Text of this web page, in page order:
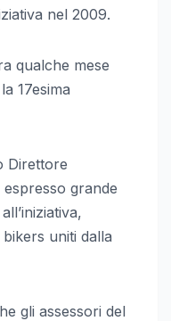
nel 2009.
qualche mese
17esima
Direttore
grande
uniti dalla
gli assessori del